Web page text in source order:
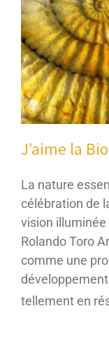
J’aime la
La nature
célébration de
vision
Rolando Toro
comme une
tellement en